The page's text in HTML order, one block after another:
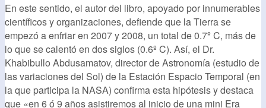
En este sentido, el autor del libro, apoyado por innumerables
científicos y organizaciones, defiende que la Tierra se
empezó a enfriar en 2007 y 2008, un total de 0.7º C, más de
lo que se calentó en dos siglos (0.6º C). Así, el Dr.
Khabibullo Abdusamatov, director de Astronomía (estudio de
las variaciones del Sol) de la Estación Espacio Temporal (en
la que participa la NASA) confirma esta hipótesis y destaca
que «en 6 ó 9 años asistiremos al inicio de una mini Era